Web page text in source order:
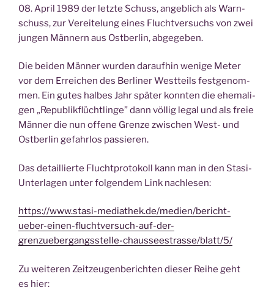
08. April 1989 der letz­te Schuss, angeb­lich als Warn­
schuss, zur Ver­ei­te­lung eines Flucht­ver­suchs von zwei
jun­gen Män­nern aus Ost­ber­lin, abgegeben.
Die bei­den Män­ner wur­den dar­auf­hin weni­ge Meter
vor dem Errei­chen des Ber­li­ner West­teils fest­ge­nom­
men. Ein gutes hal­bes Jahr spä­ter konn­ten die ehe­ma­li­
gen „Repu­blik­flücht­lin­ge” dann völ­lig legal und als freie
Män­ner die nun offe­ne Gren­ze zwi­schen West- und
Ost­ber­lin gefahr­los passieren.
Das detail­lier­te Flucht­pro­to­koll kann man in den Sta­si-
Unter­la­gen unter fol­gen­dem Link nachlesen:
https://www.stasi-mediathek.de/medien/bericht-
ueber-einen-fluchtversuch-auf-der-
grenzuebergangsstelle-chausseestrasse/blatt/5/
Zu wei­te­ren Zeit­zeu­gen­be­rich­ten die­ser Rei­he geht
es hier: